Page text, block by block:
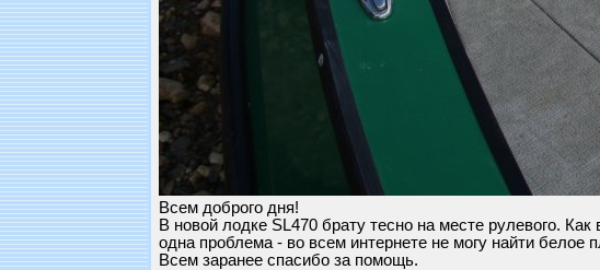
Всем доброго дня!
В новой лодке SL470 брату тесно на месте рулевого.
одна проблема - во всем интернете не могу найти белое
Всем заранее спасибо за помощь.